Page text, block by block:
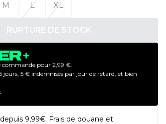
M L XL
RUPTURE DE STOCK
commande pour 2,99 €.
jours, 5 € indemnisés par jour de retard, et bien
9,99€. Frais de douane et